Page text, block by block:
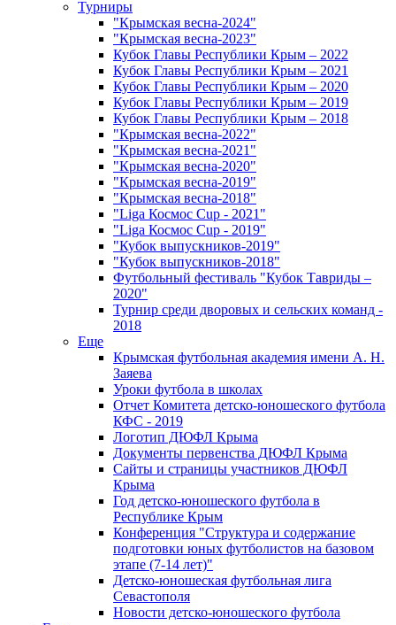
Турниры
"Крымская весна-2024"
"Крымская весна-2023"
Кубок Главы Республики Крым – 2022
Кубок Главы Республики Крым – 2021
Кубок Главы Республики Крым – 2020
Кубок Главы Республики Крым – 2019
Кубок Главы Республики Крым – 2018
"Крымская весна-2022"
"Крымская весна-2021"
"Крымская весна-2020"
"Крымская весна-2019"
"Крымская весна-2018"
"Liga Космос Cup - 2021"
"Liga Космос Cup - 2019"
"Кубок выпускников-2019"
"Кубок выпускников-2018"
Футбольный фестиваль "Кубок Тавриды –
2020"
Турнир среди дворовых и сельских команд -
2018
Еще
Крымская футбольная академия имени А. Н.
Заяева
Уроки футбола в школах
Отчет Комитета детско-юношеского футбола
КФС - 2019
Логотип ДЮФЛ Крыма
Документы первенства ДЮФЛ Крыма
Сайты и страницы участников ДЮФЛ
Крыма
Год детско-юношеского футбола в
Республике Крым
Конференция "Структура и содержание
подготовки юных футболистов на базовом
этапе (7-14 лет)"
Детско-юношеская футбольная лига
Севастополя
Новости детско-юношеского футбола